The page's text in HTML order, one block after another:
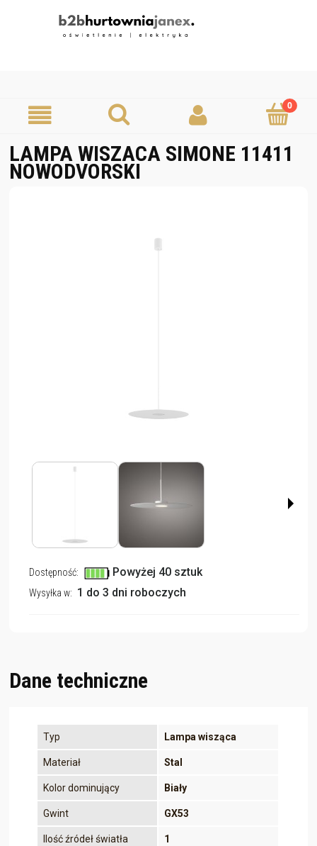
LAMPA WISZACA SIMONE 11411
NOWODVORSKI
Dostępność: Powyżej 40 sztuk
Wysyłka w: 1 do 3 dni roboczych
Dane techniczne
Typ Lampa wisząca
Materiał Stal
Kolor dominujący Biały
Gwint GX53
Ilość źródeł światła 1